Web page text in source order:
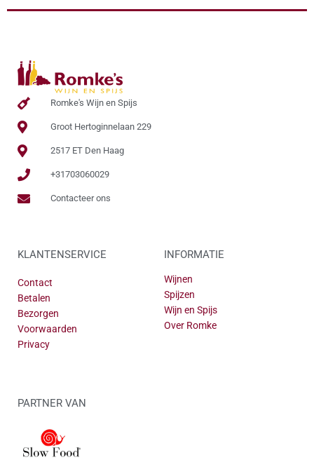
Romke's Wijn en Spijs
Groot Hertoginnelaan 229
2517 ET Den Haag
+31703060029
Contacteer ons
KLANTENSERVICE
Contact
Betalen
Bezorgen
Voorwaarden
Privacy
INFORMATIE
Wijnen
Spijzen
Wijn en Spijs
Over Romke
PARTNER VAN